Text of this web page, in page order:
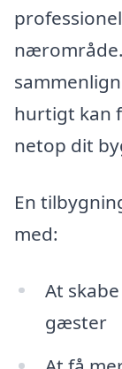
hurtigt kan
netop dit
En
med:
At
gæster